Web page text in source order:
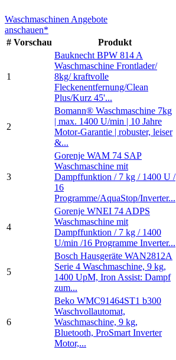
Waschmaschinen Angebote
anschauen*
# Vorschau Produkt
1
Bauknecht BPW 814 A
Waschmaschine Frontlader/
8kg/ kraftvolle
Fleckenentfernung/Clean
Plus/Kurz 45'...
2
Bomann® Waschmaschine 7kg
| max. 1400 U/min | 10 Jahre
Motor-Garantie | robuster, leiser
&...
3
Gorenje WAM 74 SAP
Waschmaschine mit
Dampffunktion / 7 kg / 1400 U /
16
Programme/AquaStop/Inverter...
4
Gorenje WNEI 74 ADPS
Waschmaschine mit
Dampffunktion / 7 kg / 1400
U/min /16 Programme Inverter...
5
Bosch Hausgeräte WAN2812A
Serie 4 Waschmaschine, 9 kg,
1400 UpM, Iron Assist: Dampf
zum...
6
Beko WMC91464ST1 b300
Waschvollautomat,
Waschmaschine, 9 kg,
Bluetooth, ProSmart Inverter
Motor,...